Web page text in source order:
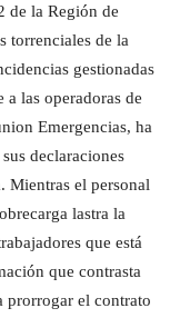
de la Región de
torrenciales de la
gestionadas
las operadoras de
Emergencias, ha
declaraciones
Mientras el personal
lastra la
que está
que contrasta
prorrogar el contrato